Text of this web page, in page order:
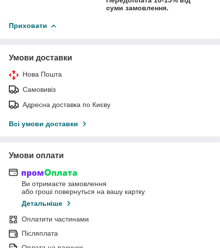
суми замовлення.
Приховати
Умови доставки
Нова Пошта
Самовивіз
Адресна доставка по Києву
Всі умови доставки
Умови оплати
Ви отримаєте замовлення
або гроші повернуться на вашу картку
Детальніше
Оплатити частинами
Післяплата